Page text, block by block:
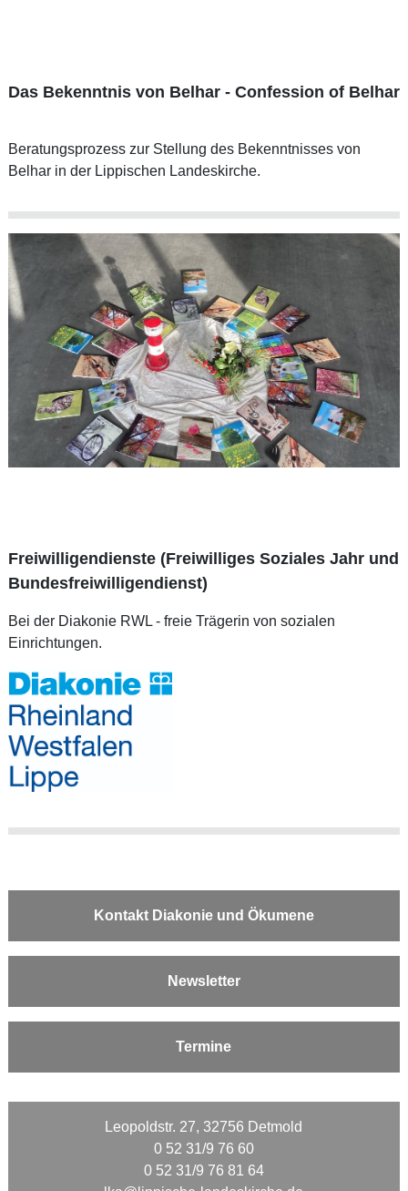
Das Bekenntnis von Belhar - Confession of Belhar
Beratungsprozess zur Stellung des Bekenntnisses von
Belhar in der Lippischen Landeskirche.
Freiwilligendienste (Freiwilliges Soziales Jahr und
Bundesfreiwilligendienst)
Bei der Diakonie RWL - freie Trägerin von sozialen
Einrichtungen.
Kontakt Diakonie und Ökumene
Newsletter
Termine
Leopoldstr. 27, 32756 Detmold
0 52 31/9 76 60
0 52 31/9 76 81 64